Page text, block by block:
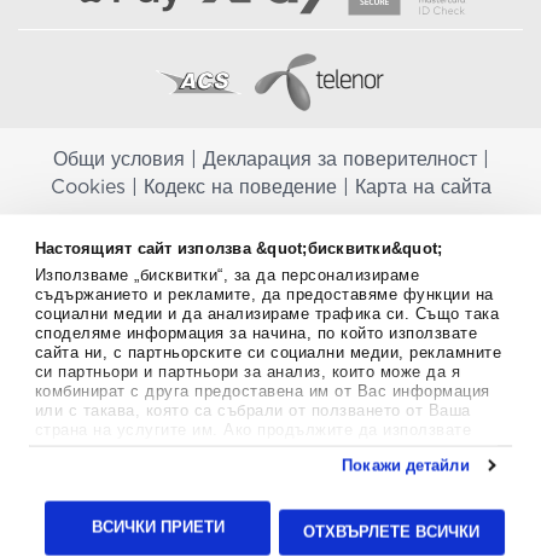
Настоящият сайт използва &quot;бисквитки&quot;
Използваме „бисквитки“, за да персонализираме
съдържанието и рекламите, да предоставяме функции на
социални медии и да анализираме трафика си. Също така
споделяме информация за начина, по който използвате
сайта ни, с партньорските си социални медии, рекламните
си партньори и партньори за анализ, които може да я
комбинират с друга предоставена им от Вас информация
или с такава, която са събрали от ползването от Ваша
страна на услугите им. Ако продължите да използвате
тук.
Покажи детайли
ВСИЧКИ ПРИЕТИ ОТХВЪРЛЕТЕ ВСИЧКИ
Общи условия Декларация за поверителност|
Cookies
Кодекс на поведение| Карта на сайта
заместват балансираната диета и не са предназначени за
профилактика, лечение или лечение на човешки заболявания.
Консултирайте се с Вашия лекар, ако сте бременна, кърмите,
приемате лекарства или имате някакви здравословни проблеми,
преди да използвате някаква хранителна добавка. Непрекъснато се
стремим да ви предоставяме точна и валидна информация. Ако
имате някакви въпроси или коментари относно тях, моля свържете
се с нас.
Aptekapromahon.com eBusinessTeam • Website by
24lc.gr